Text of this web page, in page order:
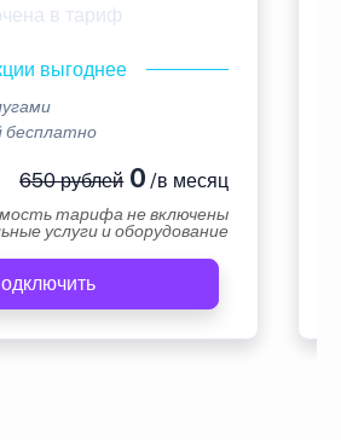
в тариф
выгоднее
бесплатно
650 рублей0 /в месяц
тарифа не включены
услуги и оборудование